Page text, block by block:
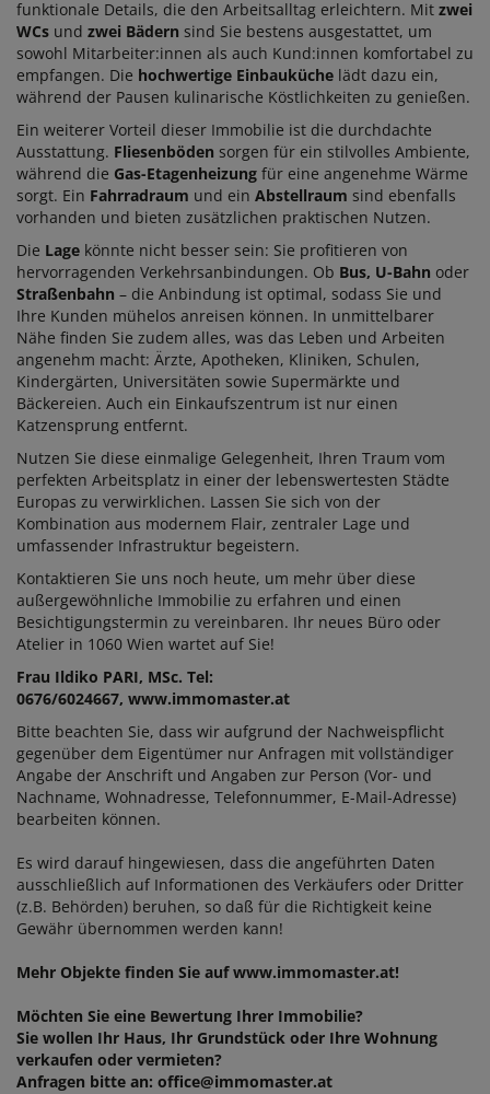
funktionale Details, die den Arbeitsalltag erleichtern. Mit zwei
WCs und zwei Bädern sind Sie bestens ausgestattet, um
sowohl Mitarbeiter:innen als auch Kund:innen komfortabel zu
empfangen. Die hochwertige Einbauküche lädt dazu ein,
während der Pausen kulinarische Köstlichkeiten zu genießen.
Ein weiterer Vorteil dieser Immobilie ist die durchdachte
Ausstattung. Fliesenböden sorgen für ein stilvolles Ambiente,
während die Gas-Etagenheizung für eine angenehme Wärme
sorgt. Ein Fahrradraum und ein Abstellraum sind ebenfalls
vorhanden und bieten zusätzlichen praktischen Nutzen.
Die Lage könnte nicht besser sein: Sie profitieren von
hervorragenden Verkehrsanbindungen. Ob Bus, U-Bahn oder
Straßenbahn – die Anbindung ist optimal, sodass Sie und
Ihre Kunden mühelos anreisen können. In unmittelbarer
Nähe finden Sie zudem alles, was das Leben und Arbeiten
angenehm macht: Ärzte, Apotheken, Kliniken, Schulen,
Kindergärten, Universitäten sowie Supermärkte und
Bäckereien. Auch ein Einkaufszentrum ist nur einen
Katzensprung entfernt.
Nutzen Sie diese einmalige Gelegenheit, Ihren Traum vom
perfekten Arbeitsplatz in einer der lebenswertesten Städte
Europas zu verwirklichen. Lassen Sie sich von der
Kombination aus modernem Flair, zentraler Lage und
umfassender Infrastruktur begeistern.
Kontaktieren Sie uns noch heute, um mehr über diese
außergewöhnliche Immobilie zu erfahren und einen
Besichtigungstermin zu vereinbaren. Ihr neues Büro oder
Atelier in 1060 Wien wartet auf Sie!
Frau Ildiko PARI, MSc. Tel:
0676/6024667, www.immomaster.at
Bitte beachten Sie, dass wir aufgrund der Nachweispflicht
gegenüber dem Eigentümer nur Anfragen mit vollständiger
Angabe der Anschrift und Angaben zur Person (Vor- und
Nachname, Wohnadresse, Telefonnummer, E-Mail-Adresse)
bearbeiten können.
Es wird darauf hingewiesen, dass die angeführten Daten
ausschließlich auf Informationen des Verkäufers oder Dritter
(z.B. Behörden) beruhen, so daß für die Richtigkeit keine
Gewähr übernommen werden kann!
Mehr Objekte finden Sie auf www.immomaster.at!
Möchten Sie eine Bewertung Ihrer Immobilie?
Sie wollen Ihr Haus, Ihr Grundstück oder Ihre Wohnung
verkaufen oder vermieten?
Anfragen bitte an: office@immomaster.at